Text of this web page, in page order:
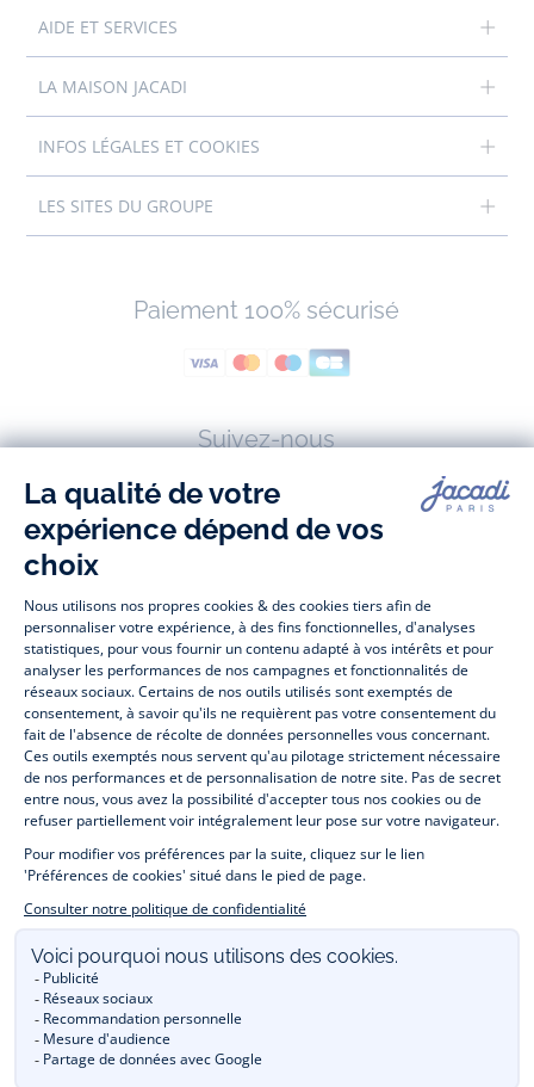
AIDE ET SERVICES
LA MAISON JACADI
INFOS LÉGALES ET COOKIES
LES SITES DU GROUPE
Paiement 100% sécurisé
Suivez-nous
Facebook
Jacadi
Tiktok
Jacadi
Jacadi
Youtube
Jacadi Paris vous propose sur sa boutique en ligne une grande variété de
vêtements et chaussures , à la fois élégants et intemporels. Retrouvez,
entre autres, nos collections de body, blouse et combinaison pour les
nouveaux-nés , de t-shirt, pull et short pour les bébés et de pantalons,
chaussettes et accessoires pour les enfants de 1 mois à 12 ans.
Découvrez nos collections mode et tendance pour filles et garçons.
Profitez aussi de nos collections spéciales fête de fin d’année et trouvez
des idées cadeaux de Noël . Un heureux événement est arrivé ?
Retrouvez nos idées cadeaux de naissance . Bénéficiez également de
notre collection Outlet toute l’année. Guettez les
promotions Prix Doux
, une opération spéciale Jacadi avec des
vêtements enfant à prix tout ronds. Adhérez au programme de Fidélité
ventes privées
. Retrouvez la collection
Les Essentiels et ses vêtements emblématiques aux couleurs de la
une collection de manteaux bébé et enfant et de chaussures d'hiver
Un mariage, un baptême, une communion de prévue ? Trouvez une
tenue de cérémonie pour votre enfant. Découvrez aussi
les patrons Jacadi à faire vous-même à partager et à transmettre.
Réservez en ligne, achetez en boutique avec la